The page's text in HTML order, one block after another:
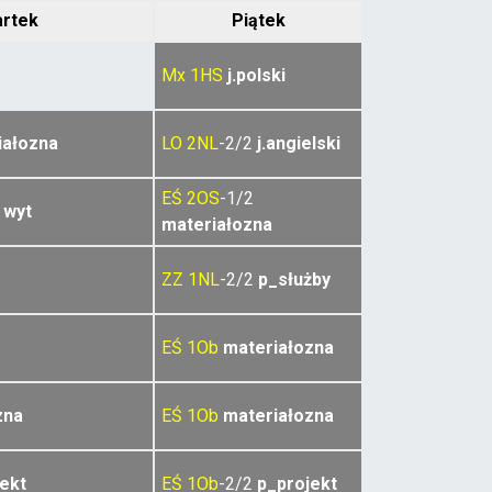
Piątek
Mx 1HS j.polski
LO 2NL-2/2 j.angielski
EŚ 2OS-1/2
materiałozna
ZZ 1NL-2/2 p_służby
EŚ 1Ob materiałozna
EŚ 1Ob materiałozna
EŚ 1Ob-2/2 p_projekt